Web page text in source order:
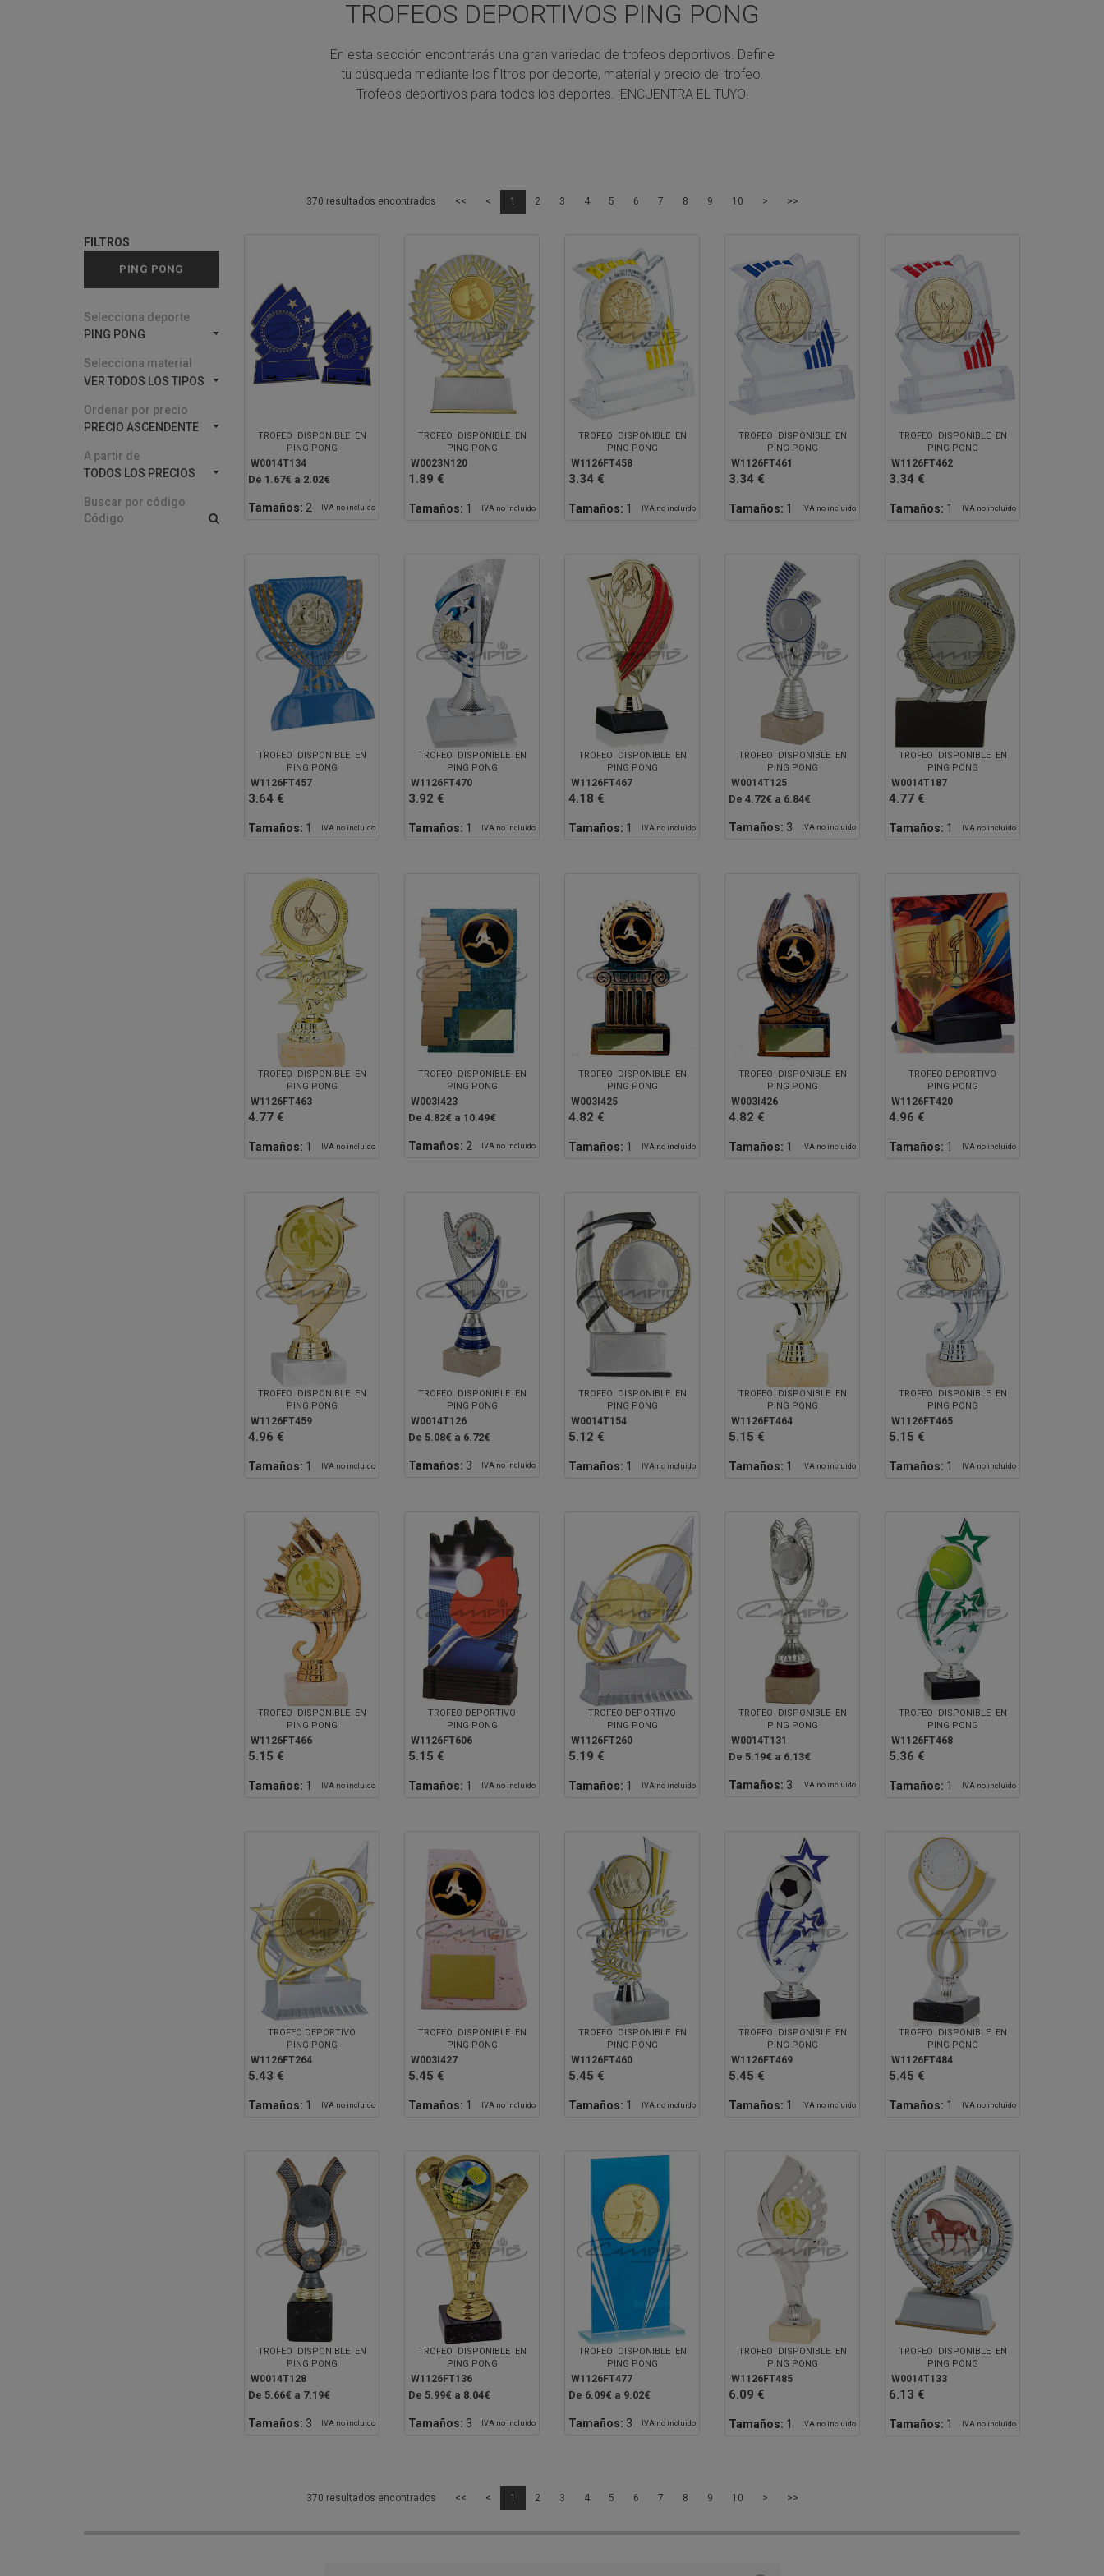
TROFEOS DEPORTIVOS PING PONG
En esta sección encontrarás una gran variedad de trofeos deportivos. Define
tu búsqueda mediante los filtros por deporte, material y precio del trofeo.
Trofeos deportivos para todos los deportes. ¡ENCUENTRA EL TUYO!
370 resultados encontrados << < 1 2 3 4 5 6 7 8 9 10 > >>
FILTROS
PING PONG
Selecciona deporte
PING PONG
Selecciona material
VER TODOS LOS TIPOS
Ordenar por precio
PRECIO ASCENDENTE
A partir de
TODOS LOS PRECIOS
Buscar por código
TROFEO DISPONIBLE EN
PING PONG
W0014T134
De 1.67€ a 2.02€
Tamaños: 2 IVA no incluido
TROFEO DISPONIBLE EN
PING PONG
W0023N120
1.89 €
Tamaños: 1 IVA no incluido
TROFEO DISPONIBLE EN
PING PONG
W1126FT458
3.34 €
Tamaños: 1 IVA no incluido
TROFEO DISPONIBLE EN
PING PONG
W1126FT461
3.34 €
Tamaños: 1 IVA no incluido
TROFEO DISPONIBLE EN
PING PONG
W1126FT462
3.34 €
Tamaños: 1 IVA no incluido
TROFEO DISPONIBLE EN
PING PONG
W1126FT457
3.64 €
Tamaños: 1 IVA no incluido
TROFEO DISPONIBLE EN
PING PONG
W1126FT470
3.92 €
Tamaños: 1 IVA no incluido
TROFEO DISPONIBLE EN
PING PONG
W1126FT467
4.18 €
Tamaños: 1 IVA no incluido
TROFEO DISPONIBLE EN
PING PONG
W0014T125
De 4.72€ a 6.84€
Tamaños: 3 IVA no incluido
TROFEO DISPONIBLE EN
PING PONG
W0014T187
4.77 €
Tamaños: 1 IVA no incluido
TROFEO DISPONIBLE EN
PING PONG
W1126FT463
4.77 €
Tamaños: 1 IVA no incluido
TROFEO DISPONIBLE EN
PING PONG
W003I423
De 4.82€ a 10.49€
Tamaños: 2 IVA no incluido
TROFEO DISPONIBLE EN
PING PONG
W003I425
4.82 €
Tamaños: 1 IVA no incluido
TROFEO DISPONIBLE EN
PING PONG
W003I426
4.82 €
Tamaños: 1 IVA no incluido
TROFEO DEPORTIVO
PING PONG
W1126FT420
4.96 €
Tamaños: 1 IVA no incluido
TROFEO DISPONIBLE EN
PING PONG
W1126FT459
4.96 €
Tamaños: 1 IVA no incluido
TROFEO DISPONIBLE EN
PING PONG
W0014T126
De 5.08€ a 6.72€
Tamaños: 3 IVA no incluido
TROFEO DISPONIBLE EN
PING PONG
W0014T154
5.12 €
Tamaños: 1 IVA no incluido
TROFEO DISPONIBLE EN
PING PONG
W1126FT464
5.15 €
Tamaños: 1 IVA no incluido
TROFEO DISPONIBLE EN
PING PONG
W1126FT465
5.15 €
Tamaños: 1 IVA no incluido
TROFEO DISPONIBLE EN
PING PONG
W1126FT466
5.15 €
Tamaños: 1 IVA no incluido
TROFEO DEPORTIVO
PING PONG
W1126FT606
5.15 €
Tamaños: 1 IVA no incluido
TROFEO DEPORTIVO
PING PONG
W1126FT260
5.19 €
Tamaños: 1 IVA no incluido
TROFEO DISPONIBLE EN
PING PONG
W0014T131
De 5.19€ a 6.13€
Tamaños: 3 IVA no incluido
TROFEO DISPONIBLE EN
PING PONG
W1126FT468
5.36 €
Tamaños: 1 IVA no incluido
TROFEO DEPORTIVO
PING PONG
W1126FT264
5.43 €
Tamaños: 1 IVA no incluido
TROFEO DISPONIBLE EN
PING PONG
W003I427
5.45 €
Tamaños: 1 IVA no incluido
TROFEO DISPONIBLE EN
PING PONG
W1126FT460
5.45 €
Tamaños: 1 IVA no incluido
TROFEO DISPONIBLE EN
PING PONG
W1126FT469
5.45 €
Tamaños: 1 IVA no incluido
TROFEO DISPONIBLE EN
PING PONG
W1126FT484
5.45 €
Tamaños: 1 IVA no incluido
TROFEO DISPONIBLE EN
PING PONG
W0014T128
De 5.66€ a 7.19€
Tamaños: 3 IVA no incluido
TROFEO DISPONIBLE EN
PING PONG
W1126FT136
De 5.99€ a 8.04€
Tamaños: 3 IVA no incluido
TROFEO DISPONIBLE EN
PING PONG
W1126FT477
De 6.09€ a 9.02€
Tamaños: 3 IVA no incluido
TROFEO DISPONIBLE EN
PING PONG
W1126FT485
6.09 €
Tamaños: 1 IVA no incluido
TROFEO DISPONIBLE EN
PING PONG
W0014T133
6.13 €
Tamaños: 1 IVA no incluido
370 resultados encontrados << < 1 2 3 4 5 6 7 8 9 10 > >>